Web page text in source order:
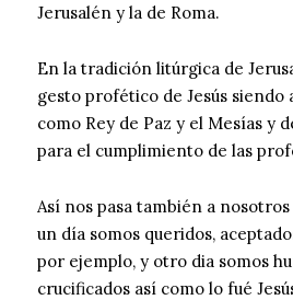
Jerusalén y la de Roma.
En la tradición litúrgica de
gesto profético de Jesús siendo
como Rey de Paz y el Mesías y
para el cumplimiento de las
Así nos pasa también a
un día somos queridos,
por ejemplo, y otro dia somos
crucificados así como lo fué